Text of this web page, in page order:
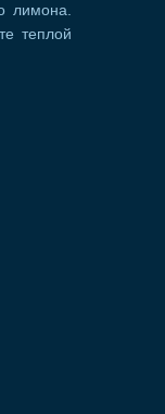
лимона.
теплой